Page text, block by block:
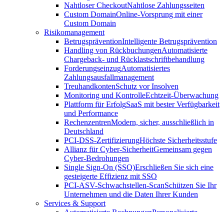
Nahtloser CheckoutNahtlose Zahlungsseiten
Custom DomainOnline-Vorsprung mit einer
Custom Domain
Risikomanagement
BetrugspräventionIntelligente Betrugsprävention
Handling von RückbuchungenAutomatisierte
Chargeback- und Rücklastschriftbehandlung
ForderungseinzugAutomatisiertes
Zahlungsausfallmanagement
TreuhandkontenSchutz vor Insolven
Monitoring und KontrolleEchtzeit-Überwachung
Plattform für ErfolgSaaS mit bester Verfügbarkeit
und Performance
RechenzentrenModern, sicher, ausschließlich in
Deutschland
PCI-DSS-ZertifizierungHöchste Sicherheitsstufe
Allianz für Cyber-SicherheitGemeinsam gegen
Cyber-Bedrohungen
Single Sign-On (SSO)Erschließen Sie sich eine
gesteigerte Effizienz mit SSO
PCI-ASV-Schwachstellen-ScanSchützen Sie Ihr
Unternehmen und die Daten Ihrer Kunden
Services & Support